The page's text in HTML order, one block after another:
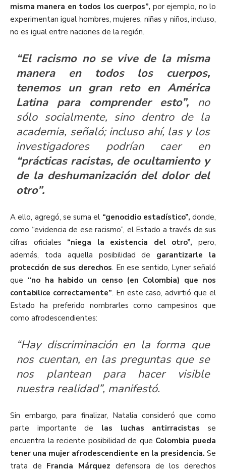
misma manera en todos los cuerpos”, por ejemplo, no lo
experimentan igual hombres, mujeres, niñas y niños, incluso,
no es igual entre naciones de la región.
“El racismo no se vive de la misma
manera en todos los cuerpos,
tenemos un gran reto en América
Latina para comprender esto”, no
sólo socialmente, sino dentro de la
academia, señaló; incluso ahí, las y los
investigadores podrían caer en
“prácticas racistas, de ocultamiento y
de la deshumanización del dolor del
otro”.
A ello, agregó, se suma el “genocidio estadístico”, donde,
como “evidencia de ese racismo”, el Estado a través de sus
cifras oficiales “niega la existencia del otro”, pero,
además, toda aquella posibilidad de garantizarle la
protección de sus derechos. En ese sentido, Lyner señaló
que “no ha habido un censo (en Colombia) que nos
contabilice correctamente”. En este caso, advirtió que el
Estado ha preferido nombrarles como campesinos que
como afrodescendientes:
“Hay discriminación en la forma que
nos cuentan, en las preguntas que se
nos plantean para hacer visible
nuestra realidad”, manifestó.
Sin embargo, para finalizar, Natalia consideró que como
parte importante de las luchas antirracistas se
encuentra la reciente posibilidad de que Colombia pueda
tener una mujer afrodescendiente en la presidencia. Se
trata de Francia Márquez defensora de los derechos